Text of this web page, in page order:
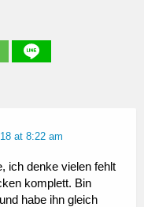
at 8:22 am
ich denke vielen fehlt
komplett. Bin
habe ihn gleich